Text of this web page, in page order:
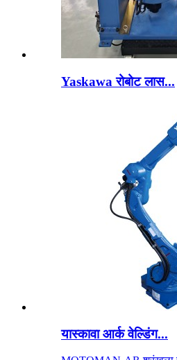
Yaskawa रोबोट लास...
यास्कावा आर्क वेल्डिंग...